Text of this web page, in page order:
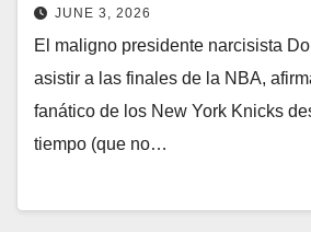
JUNE 3, 2026
El maligno presidente narcisista
asistir a las finales de la NBA,
fanático de los New York Knicks
tiempo (que no…